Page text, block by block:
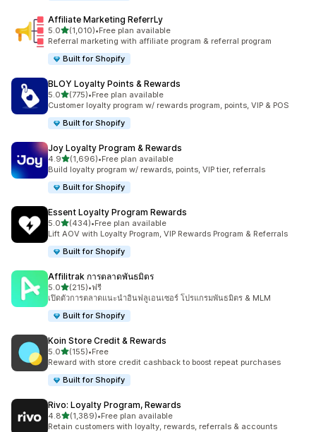
Affiliate Marketing ReferrLy
5.0เต็ม 5 ดาว
(1,010)
ทั้งหมด 1010 รีวิว
•Free plan available
Referral marketing with affiliate program & referral program
Built for Shopify
BLOY Loyalty Points & Rewards
5.0เต็ม 5 ดาว
(775)
ทั้งหมด 775 รีวิว
•Free plan available
Customer loyalty program w/ rewards program, points, VIP & POS
Built for Shopify
Joy Loyalty Program & Rewards
4.9เต็ม 5 ดาว
(1,696)
ทั้งหมด 1696 รีวิว
•Free plan available
Build loyalty program w/ rewards, points, VIP tier, referrals
Built for Shopify
Essent Loyalty Program Rewards
5.0เต็ม 5 ดาว
(434)
ทั้งหมด 434 รีวิว
•Free plan available
Lift AOV with Loyalty Program, VIP Rewards Program & Referrals
Built for Shopify
Affilitrak การตลาดพันธมิตร
5.0เต็ม 5 ดาว
(215)
ทั้งหมด 215 รีวิว
•ฟรี
เปิดตัวการตลาดแนะนำอินฟลูเอนเซอร์ โปรแกรมพันธมิตร & MLM
Built for Shopify
Koin Store Credit & Rewards
5.0เต็ม 5 ดาว
(155)
ทั้งหมด 155 รีวิว
•Free
Reward with store credit cashback to boost repeat purchases
Built for Shopify
Rivo: Loyalty Program, Rewards
4.8เต็ม 5 ดาว
(1,389)
ทั้งหมด 1389 รีวิว
•Free plan available
Retain customers with loyalty, rewards, referrals & accounts